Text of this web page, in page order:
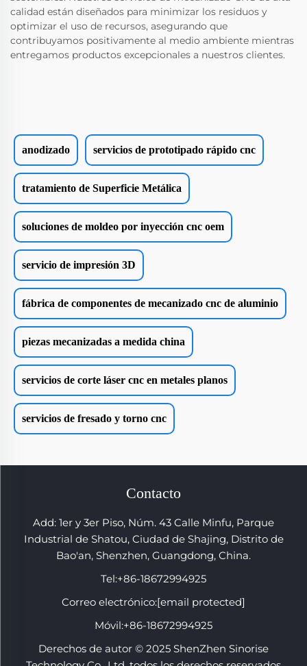
calidad están diseñados para minimizar los residuos y
optimizar el uso de recursos, asegurando que
contribuyamos positivamente al medio ambiente mientras
entregamos productos excepcionales a nuestros clientes.
anodizado servicios de prototipado rápido cnc
tratamiento de Superficie Metálica
soluciones de moldeo por inyección cnc oem
servicio de impresión 3D
fábrica de componentes de mecanizado cnc de aluminio
piezas mecanizadas a medida china
servicios de corte láser cnc en metales planos
servicios de fresado y torno cnc
Contacto
Add: 1er y 3er Piso, Núm. 43 Calle Minfu, Parque
Industrial de Shatou, Ciudad de Shajing, Distrito de
Bao'an, Shenzhen, Guangdong, China.
Tel:+86-18672994925
Correo electrónico:[email protected]
Móvil:+86-18672994925
Derechos de autor © 2025 ShenZhen Sinorise